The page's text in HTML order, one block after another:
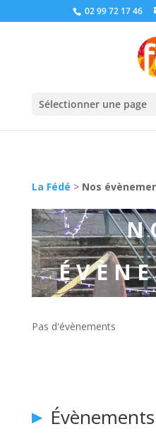
02 99 72 17 46
Sélectionner une page
La Fédé > Nos
Pas d'évènements